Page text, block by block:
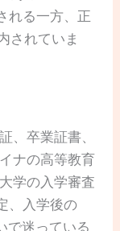
れる一方、正
されていま
、卒業証書、
ナの高等教育
学の入学審査
、入学後の
で迷っている